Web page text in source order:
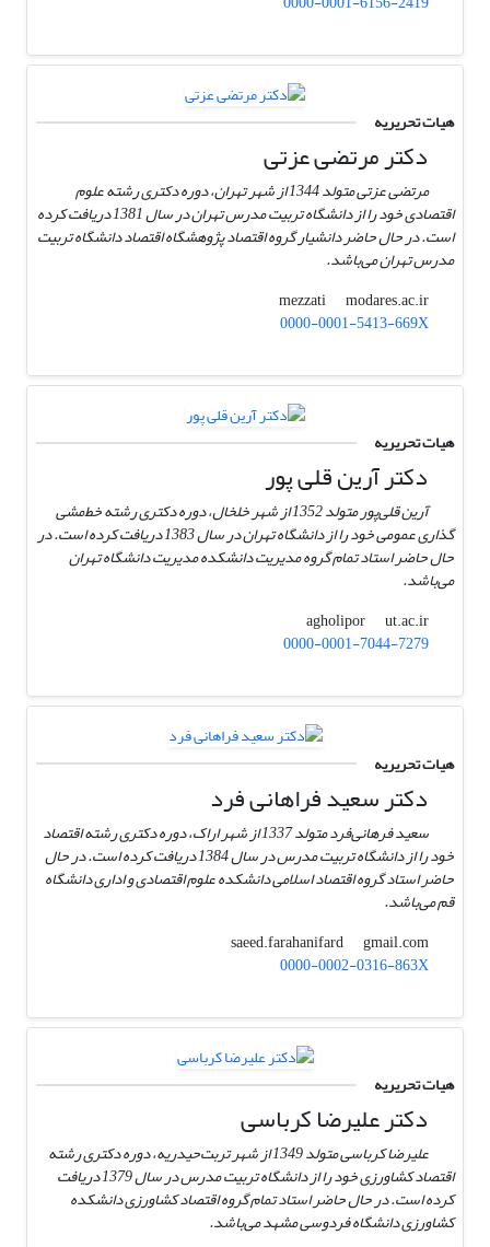
هیات تحریریه
دکتر مرتضی عزتی
مرتضی عزتی متولد 1344 از شهر تهران، دوره دکتری رشته علوم
اقتصادی خود را از دانشگاه تربیت مدرس تهران در سال 1381 دریافت کرده
است. در حال حاضر دانشیار گروه اقتصاد پژوهشگاه اقتصاد دانشگاه تربیت
مدرس تهران می‌باشد.
mezzati
modares.ac.ir
0000-0001-5413-669X
هیات تحریریه
دکتر آرین قلی پور
آرین قلی‌پور متولد 1352 از شهر خلخال، دوره دکتری رشته خط‌مشی
گذاری عمومی خود را از دانشگاه تهران در سال 1383 دریافت کرده است. در
حال حاضر استاد تمام گروه مدیریت دانشکده مدیریت دانشگاه تهران
می‌باشد.
agholipor
ut.ac.ir
0000-0001-7044-7279
هیات تحریریه
دکتر سعید فراهانی فرد
سعید فرهانی‌فرد متولد 1337 از شهر اراک، دوره دکتری رشته اقتصاد
خود را از دانشگاه تربیت مدرس در سال 1384 دریافت کرده است. در حال
حاضر استاد گروه اقتصاد اسلامی دانشکده علوم اقتصادی و اداری دانشگاه
قم می‌باشد.
saeed.farahanifard
gmail.com
0000-0002-0316-863X
هیات تحریریه
دکتر علیرضا کرباسی
علیرضا کرباسی متولد 1349 از شهر تربت‌حیدریه، دوره دکتری رشته
اقتصاد کشاورزی خود را از دانشگاه تربیت مدرس در سال 1379 دریافت
کرده است. در حال حاضر استاد تمام گروه اقتصاد کشاورزی دانشکده
کشاورزی دانشگاه فردوسی مشهد می‌باشد.